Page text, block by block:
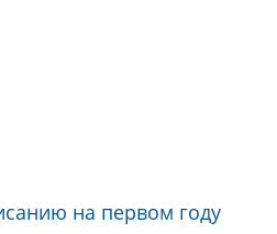
на первом году